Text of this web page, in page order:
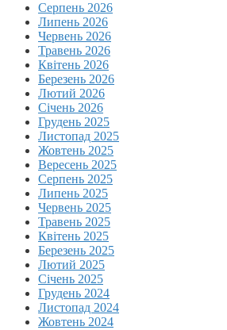
Серпень 2026
Липень 2026
Червень 2026
Травень 2026
Квітень 2026
Березень 2026
Лютий 2026
Січень 2026
Грудень 2025
Листопад 2025
Жовтень 2025
Вересень 2025
Серпень 2025
Липень 2025
Червень 2025
Травень 2025
Квітень 2025
Березень 2025
Лютий 2025
Січень 2025
Грудень 2024
Листопад 2024
Жовтень 2024